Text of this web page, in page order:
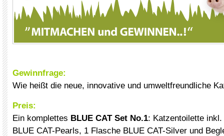
Gewinnfrage:
Wie heißt die neue, innovative und umweltfreundliche
Preis:
Ein komplettes BLUE CAT Set No.1: Katzentoilette
BLUE CAT-Pearls, 1 Flasche BLUE CAT-Silver und